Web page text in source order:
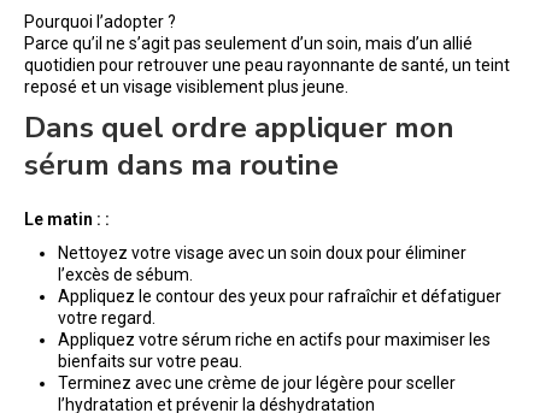
Pourquoi l’adopter ?
Parce qu’il ne s’agit pas seulement d’un soin, mais d’un allié
quotidien pour retrouver une peau rayonnante de santé, un teint
reposé et un visage visiblement plus jeune.
Dans quel ordre appliquer mon
sérum dans ma routine
Le matin : :
Nettoyez votre visage avec un soin doux pour éliminer
l’excès de sébum.
Appliquez le contour des yeux pour rafraîchir et défatiguer
votre regard.
Appliquez votre sérum riche en actifs pour maximiser les
bienfaits sur votre peau.
Terminez avec une crème de jour légère pour sceller
l’hydratation et prévenir la déshydratation